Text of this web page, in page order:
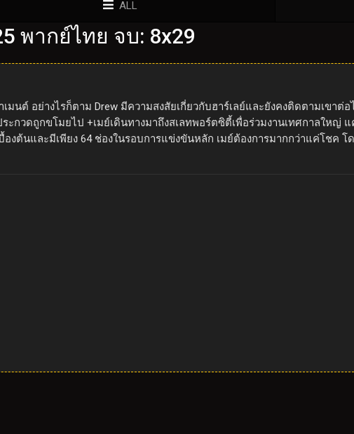
ALL
พากย์ไทย จบ: 8x29
นต์ อย่างไรก็ตาม Drew มีความสงสัยเกี่ยวกับฮาร์เลย์และยังคงติดตามเขาต่
กวดถูกขโมยไป +เมย์เดินทางมาถึงสเลทพอร์ตซิตี้เพื่อร่วมงานเทศกาลใหญ่ แ
ต้นและมีเพียง 64 ช่องในรอบการแข่งขันหลัก เมย์ต้องการมากกว่าแค่โชค โด